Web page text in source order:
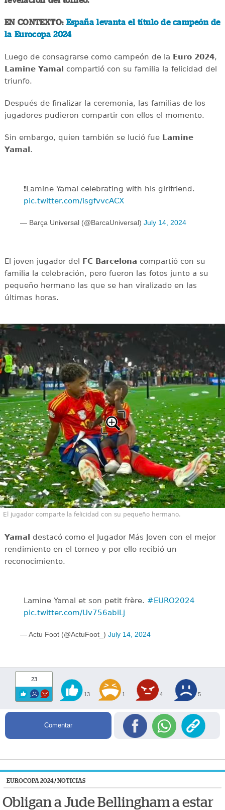
EN CONTEXTO: España levanta el título de campeón de
la Eurocopa 2024
Luego de consagrarse como campeón de la Euro 2024,
Lamine Yamal compartió con su familia la felicidad del
triunfo.
Después de finalizar la ceremonia, las familias de los
jugadores pudieron compartir con ellos el momento.
Sin embargo, quien también se lució fue Lamine
Yamal.
❗Lamine Yamal celebrating with his girlfriend.
pic.twitter.com/isgfvvcACX
— Barça Universal (@BarcaUniversal) July 14, 2024
El joven jugador del FC Barcelona compartió con su
familia la celebración, pero fueron las fotos junto a su
pequeño hermano las que se han viralizado en las
últimas horas.
El jugador comparte la felicidad con su pequeño hermano.
Yamal destacó como el Jugador Más Joven con el mejor
rendimiento en el torneo y por ello recibió un
reconocimiento.
Lamine Yamal et son petit frère. #EURO2024
pic.twitter.com/Uv756abiLj
— Actu Foot (@ActuFoot_) July 14, 2024
23
13 1 4 5
Comentar
EUROCOPA 2024/NOTICIAS
Obligan a Jude Bellingham a estar